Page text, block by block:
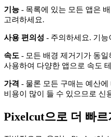
기능 - 목록에 있는 모든 앱은
고려하세요.
사용 편의성 - 주의하세요. 기
속도 - 모든 배경 제거기가 동
사용하여 다양한 앱으로 속도
가격 - 물론 모든 구매는 예산
비용이 많이 들 수 있으므로 신
Pixelcut으로 더 빠르